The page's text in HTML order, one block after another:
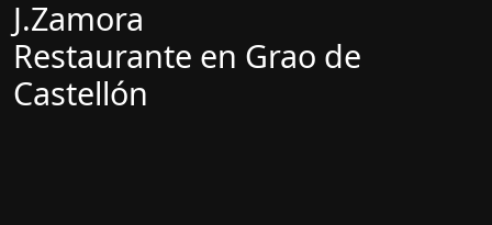
J.Zamora
Restaurante en Grao de
Castellón